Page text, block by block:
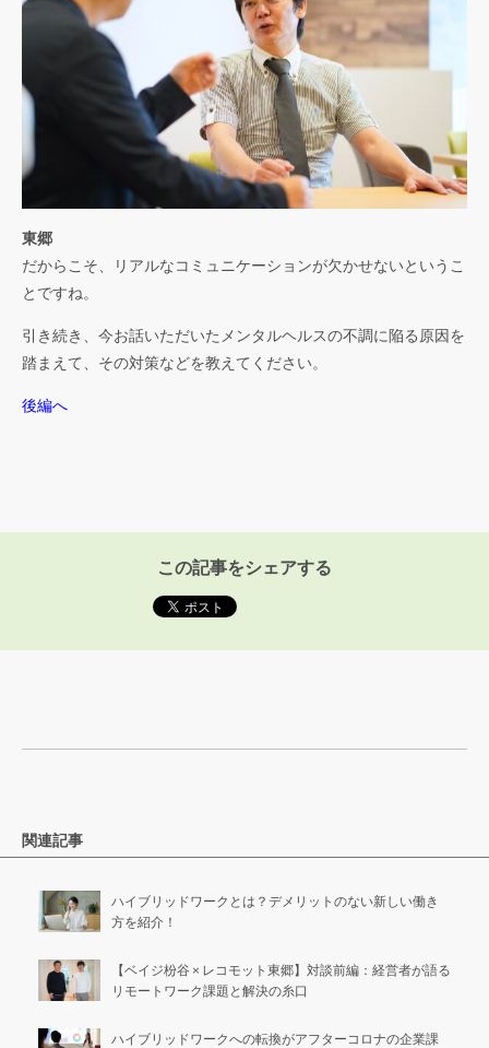
東郷
だからこそ、リアルなコミュニケーションが欠かせないというこ
とですね。
引き続き、今お話いただいたメンタルヘルスの不調に陥る原因を
踏まえて、その対策などを教えてください。
後編へ
この記事をシェアする
関連記事
ハイブリッドワークとは？デメリットのない新しい働き
方を紹介！
【ベイジ枌谷 × レコモット東郷】対談前編：経営者が語る
リモートワーク課題と解決の糸口
ハイブリッドワークへの転換がアフターコロナの企業課